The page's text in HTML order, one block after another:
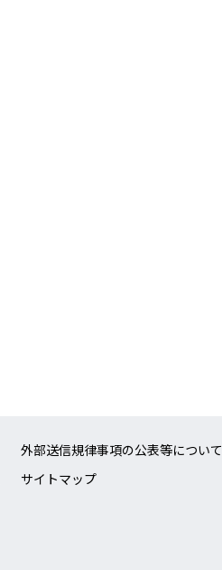
外部送信規律事項の公表等について
サイトマップ